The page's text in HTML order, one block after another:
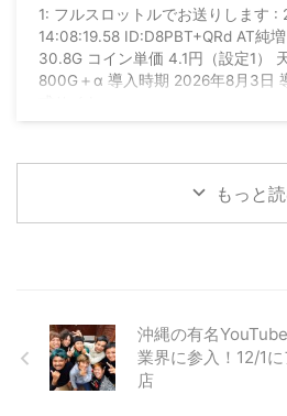
い状況へ
1: フルスロットルでお送りします
14:08:19.58 ID:D8PBT+QRd AT純
30.8G コイン単価 4.1円（設定1）
800G＋α 導入時期 2026年8月3日
もっと
沖縄の有名
業界に参入！12/1
店